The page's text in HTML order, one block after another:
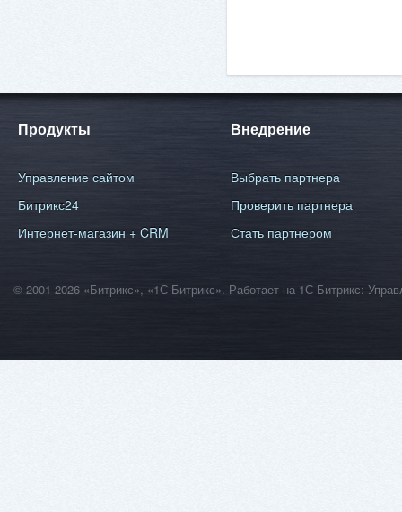
Продукты
Управление сайтом
Битрикс24
Интернет-магазин + CRM
Внедрение
Выбрать партнера
Проверить партнера
Стать партнером
© 2001-2026 «Битрикс», «1С-Битрикс». Работает на 1С-Битрикс: